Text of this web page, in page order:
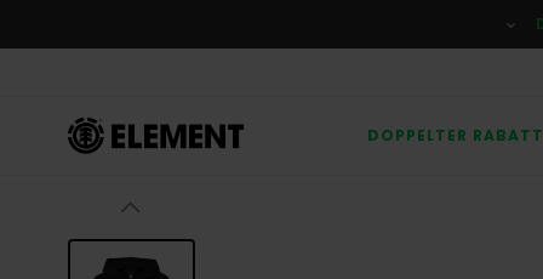
Produktinformation
DOPPELTER RABATT